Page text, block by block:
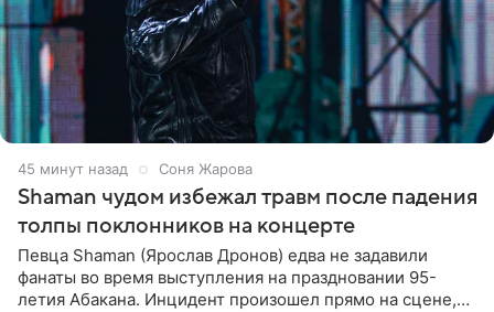
45 минут назад Соня Жарова
Shaman чудом избежал травм после падения
толпы поклонников на концерте
Певца Shaman (Ярослав Дронов) едва не задавили
фанаты во время выступления на праздновании 95-
летия Абакана. Инцидент произошел прямо на сцене,